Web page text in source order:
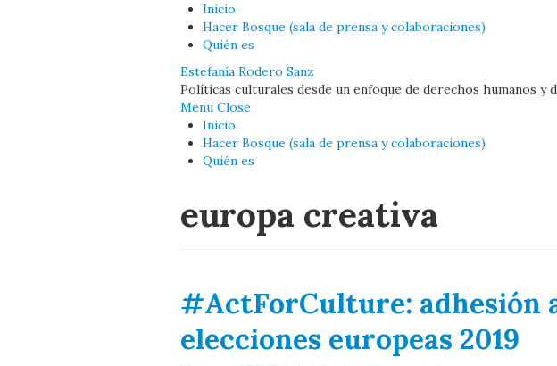
Inicio
Hacer Bosque (sala de prensa y colaboraciones)
Quién es
Estefanía Rodero Sanz
Políticas culturales desde un enfoque de derechos humanos y
Menu Close
Inicio
Hacer Bosque (sala de prensa y colaboraciones)
Quién es
europa creativa
#ActForCulture: adhesión
elecciones europeas 2019